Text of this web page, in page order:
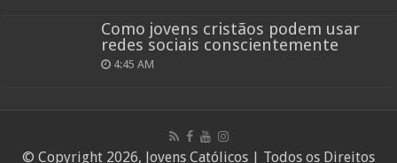
Como jovens cristãos podem usar
redes sociais conscientemente
4:45 AM
© Copyright 2026, Jovens Católicos | Todos os Direitos